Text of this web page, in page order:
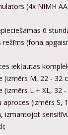
(4x NIMH
6
režīms (fona
iekļautas
(izmērs M, 22 - 32
(izmērs L + XL, 32
aproces (izmērs S,
izmantojot